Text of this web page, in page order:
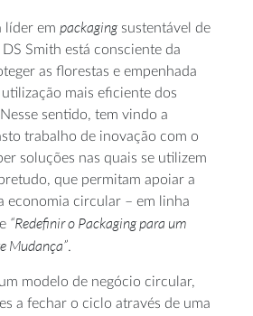
líder em packagingsustentável de
Smith está consciente da
as florestas e empenhada
mais eficiente dos
sentido, tem vindo a
trabalho de inovação com o
soluções nas quais se utilizem
que permitam apoiar a
economia circular – em linha
“Redefinir o Packaging para um
Mudança”.
modelo de negócio circular,
a fechar o ciclo através de uma